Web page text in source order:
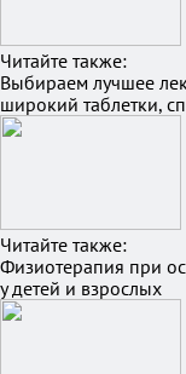
Читайте также:
Выбираем лучшее
широкий таблетки,
Читайте также:
Физиотерапия при
у детей и взрослых